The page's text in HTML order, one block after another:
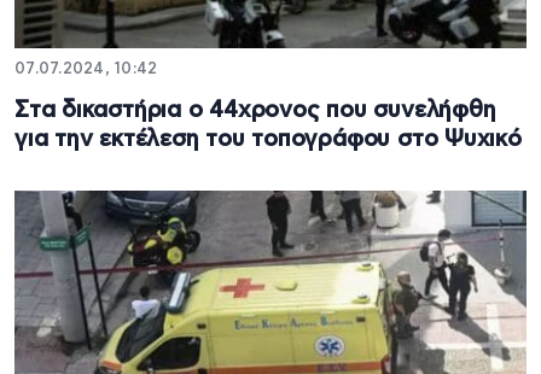
07.07.2024, 10:42
Στα δικαστήρια ο 44χρονος που συνελήφθη
για την εκτέλεση του τοπογράφου στο Ψυχικό